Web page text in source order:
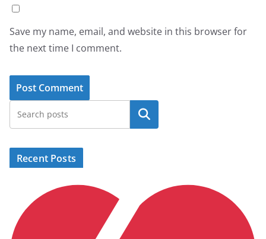
Save my name, email, and website in this browser for
the next time I comment.
Search
Recent Posts